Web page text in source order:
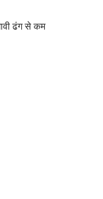
ढंग से कम